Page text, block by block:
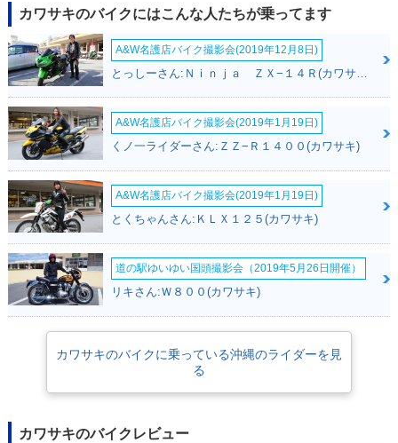
2019年 Z900・カラ
ーチェンジ
2018年 Z900・新登
場
2017年 Z900 ABS
Special Edition
2017年 Z900 ABS 2017年 Z900 ABS 1976年 Z900
カワサキのバイクにはこんな人たちが乗ってます
A&W名護店バイク撮影会(2019年12月8日)
A&W名護店バイク撮影会(2019年1月19日)
くノ一ライダーさん:ＺＺ−Ｒ１４００(カワサキ)
A&W名護店バイク撮影会(2019年1月19日)
とくちゃんさん:ＫＬＸ１２５(カワサキ)
道の駅ゆいゆい国頭撮影会（2019年5月26日開催）
リキさん:Ｗ８００(カワサキ)
カワサキのバイクに乗っている沖縄のライダーを見
る
カワサキのバイクレビュー